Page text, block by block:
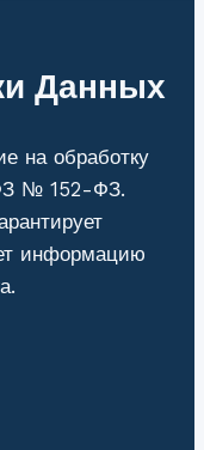
Данных
на обработку
№ 152-ФЗ.
информацию